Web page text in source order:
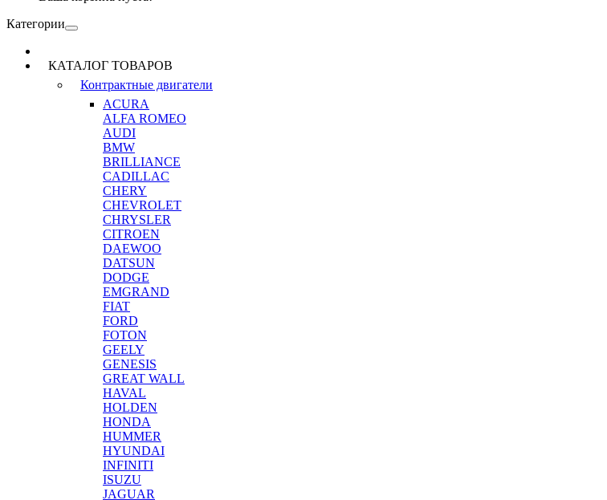
Категории
КАТАЛОГ ТОВАРОВ
Контрактные двигатели
ACURA
ALFA ROMEO
AUDI
BMW
BRILLIANCE
CADILLAC
CHERY
CHEVROLET
CHRYSLER
CITROEN
DAEWOO
DATSUN
DODGE
EMGRAND
FIAT
FORD
FOTON
GEELY
GENESIS
GREAT WALL
HAVAL
HOLDEN
HONDA
HUMMER
HYUNDAI
INFINITI
ISUZU
JAGUAR